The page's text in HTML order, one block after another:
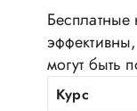
могут быть
Курс